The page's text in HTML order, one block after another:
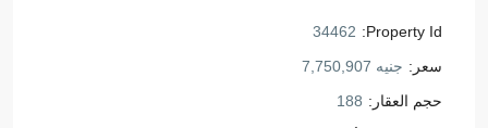
Property Id:
34462
سعر: جنيه 7,750,907
حجم العقار: 188